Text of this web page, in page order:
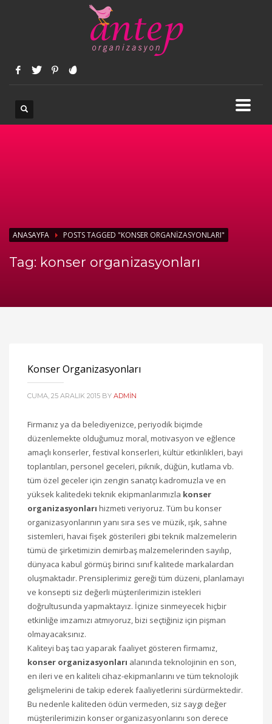
ANASAYFA POSTS TAGGED "KONSER ORGANIZASYONLARI"
Tag: konser organizasyonları
Konser Organizasyonları
CUMA, 25 ARALIK 2015 BY ADMIN
Firmanız ya da belediyenizce, periyodik biçimde
düzenlemekte olduğumuz moral, motivasyon ve eğlence
amaçlı konserler, festival konserleri, kültür etkinlikleri, bayi
toplantıları, personel geceleri, piknik, düğün, kutlama vb.
tüm özel geceler için zengin sanatçı kadromuzla ve en
yüksek kalitedeki teknik ekipmanlarımızla konser
organizasyonları hizmeti veriyoruz. Tüm bu konser
organizasyonlarının yanı sıra ses ve müzik, ışık, sahne
sistemleri, havai fişek gösterileri gibi teknik malzemelerin
tümü de şirketimizin demirbaş malzemelerinden sayılıp,
dünyaca kabul görmüş birinci sınıf kalitede markalardan
oluşmaktadır. Prensiplerimiz gereği tüm düzeni, planlamayı
ve konsepti siz değerli müşterilerimizin istekleri
doğrultusunda yapmaktayız. İçinize sinmeyecek hiçbir
etkinliğe imzamızı atmıyoruz, bizi seçtiğiniz için pişman
olmayacaksınız.
Kaliteyi baş tacı yaparak faaliyet gösteren firmamız,
konser organizasyonları alanında teknolojinin en son,
en ileri ve en kaliteli cihaz-ekipmanlarını ve tüm teknolojik
gelişmelerini de takip ederek faaliyetlerini sürdürmektedir.
Bu nedenle kaliteden ödün vermeden, siz saygı değer
müşterilerimizin konser organizasyonlarını son derece